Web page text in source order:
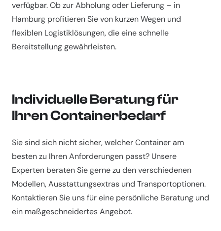
verfügbar. Ob zur Abholung oder Lieferung – in
Hamburg profitieren Sie von kurzen Wegen und
flexiblen Logistiklösungen, die eine schnelle
Bereitstellung gewährleisten.
Individuelle Beratung für
Ihren Containerbedarf
Sie sind sich nicht sicher, welcher Container am
besten zu Ihren Anforderungen passt? Unsere
Experten beraten Sie gerne zu den verschiedenen
Modellen, Ausstattungsextras und Transportoptionen.
Kontaktieren Sie uns für eine persönliche Beratung und
ein maßgeschneidertes Angebot.